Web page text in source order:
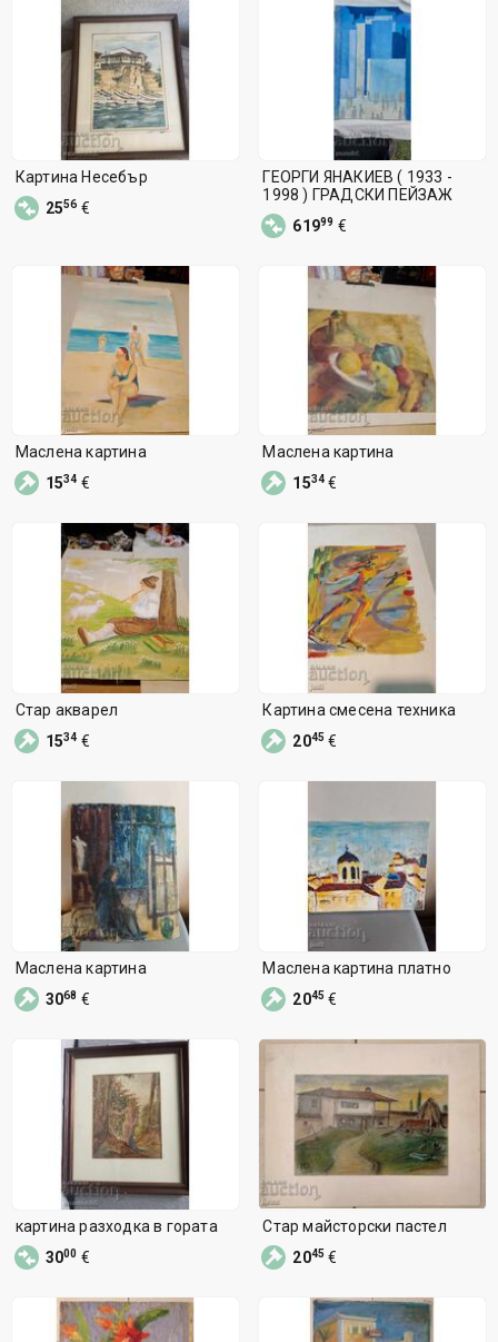
Картина Несебър
2556 €
ГЕОРГИ ЯНАКИЕВ ( 1933 -
1998 ) ГРАДСКИ ПЕЙЗАЖ
61999 €
Маслена картина
1534 €
Маслена картина
1534 €
Стар акварел
1534 €
Картина смесена техника
2045 €
Маслена картина
3068 €
Маслена картина платно
2045 €
картина разходка в гората
3000 €
Стар майсторски пастел
2045 €